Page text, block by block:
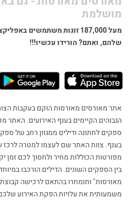
מושלמת
מעל 187,000 זוגות משתמשים
שלהם, ואתם? הורידו עכשיו!!!
אתר מאורסים מאורסות הוקם בעקבות
הגבוהים הקיימים בענף האירועים. האתר
ספקים לחתונה ודילים ממגוון רחב של
בענף. צוות האתר שם לעצמו למטרה לרכז
מפורטות הכוללות מחיר ולחסוך לכם זמן
בין הספקים השונים. הדילים הורכבו
מאורסות" ותומחרו בהתאם לרכישה
משמעותית את עלויות הפקת האירוע